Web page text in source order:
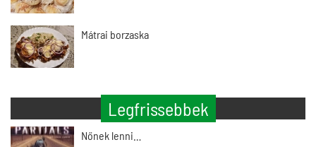
Mátrai borzaska
Legfrissebbek
Nőnek lenni…